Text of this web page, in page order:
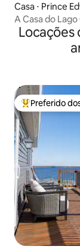
Casa ⋅ Prince
A Casa do
Locações
Entre os
Preferido